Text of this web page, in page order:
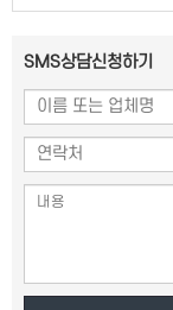
SMS상담신청하기